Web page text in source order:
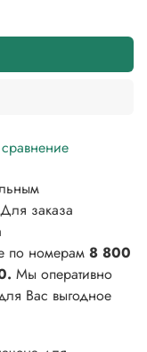
заказа
по номерам 8 800
Мы оперативно
Вас выгодное